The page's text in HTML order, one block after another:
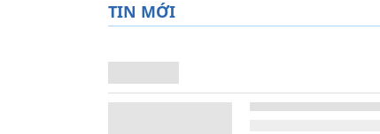
TIN MỚI